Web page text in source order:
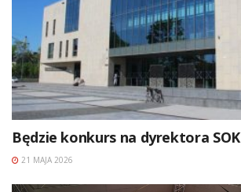
Będzie konkurs na dyrektora SOK
21 MAJA 2026